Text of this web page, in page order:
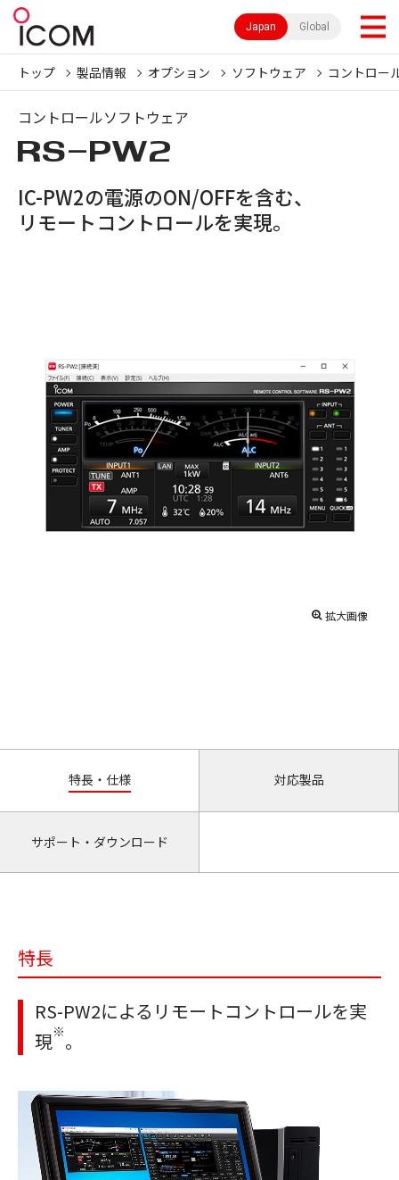
Japan Global
トップ 製品情報 オプション ソフトウェア コントロー
コントロールソフトウェア
RS-PW2
IC-PW2の電源のON/OFFを含む、
リモートコントロールを実現。
拡大画像
特長・仕様 対応製品
サポート・ダウンロード
特長
RS-PW2によるリモートコントロールを実
現※。